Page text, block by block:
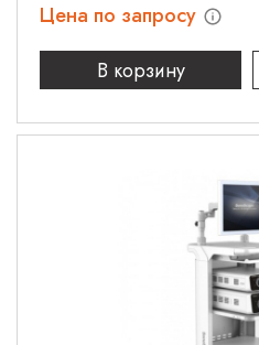
Цена по запросу
В корзину